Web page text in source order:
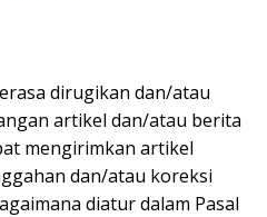
dirugikan dan/atau
artikel dan/atau berita
mengirimkan artikel
dan/atau koreksi
diatur dalam Pasal